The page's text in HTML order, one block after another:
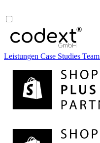
Leistungen Case Studies Team